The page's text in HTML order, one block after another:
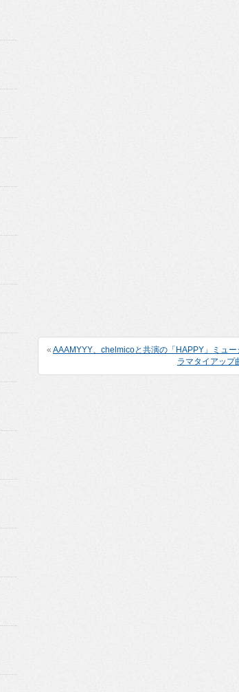
« AAAMYYY、chelmicoと共演の「HAPPY」ミュー
ラマタイアップ